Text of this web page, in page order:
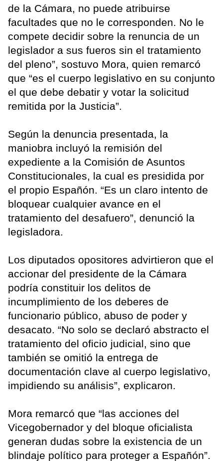
de la Cámara, no puede atribuirse
facultades que no le corresponden. No le
compete decidir sobre la renuncia de un
legislador a sus fueros sin el tratamiento
del pleno”, sostuvo Mora, quien remarcó
que “es el cuerpo legislativo en su conjunto
el que debe debatir y votar la solicitud
remitida por la Justicia”.
Según la denuncia presentada, la
maniobra incluyó la remisión del
expediente a la Comisión de Asuntos
Constitucionales, la cual es presidida por
el propio Españón. “Es un claro intento de
bloquear cualquier avance en el
tratamiento del desafuero”, denunció la
legisladora.
Los diputados opositores advirtieron que el
accionar del presidente de la Cámara
podría constituir los delitos de
incumplimiento de los deberes de
funcionario público, abuso de poder y
desacato. “No solo se declaró abstracto el
tratamiento del oficio judicial, sino que
también se omitió la entrega de
documentación clave al cuerpo legislativo,
impidiendo su análisis”, explicaron.
Mora remarcó que “las acciones del
Vicegobernador y del bloque oficialista
generan dudas sobre la existencia de un
blindaje político para proteger a Españón”.